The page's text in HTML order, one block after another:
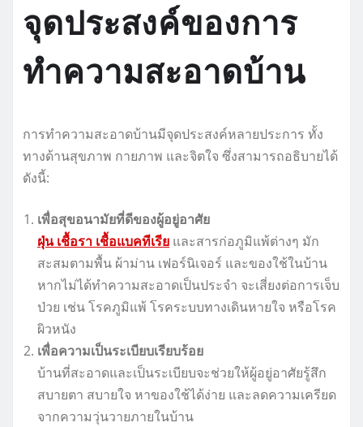
จุดประสงค์ของการ
ทำความสะอาดบ้าน
การทำความสะอาดบ้านมีจุดประสงค์หลายประการ ทั้ง
ทางด้านสุขภาพ กายภาพ และจิตใจ ซึ่งสามารถอธิบายได้
ดังนี้:
เพื่อสุขอนามัยที่ดีของผู้อยู่อาศัย
ฝุ่น เชื้อรา เชื้อแบคทีเรีย และสารก่อภูมิแพ้ต่างๆ มัก
สะสมตามพื้น ผ้าม่าน เฟอร์นิเจอร์ และของใช้ในบ้าน
หากไม่ได้ทำความสะอาดเป็นประจำ จะเสี่ยงต่อการเจ็บ
ป่วย เช่น โรคภูมิแพ้ โรคระบบทางเดินหายใจ หรือโรค
ผิวหนัง
เพื่อความเป็นระเบียบเรียบร้อย
บ้านที่สะอาดและเป็นระเบียบจะช่วยให้ผู้อยู่อาศัยรู้สึก
สบายตา สบายใจ หาของใช้ได้ง่าย และลดความเครียด
จากความวุ่นวายภายในบ้าน